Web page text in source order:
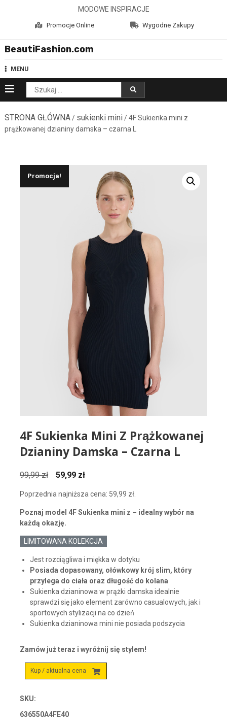
MODOWE INSPIRACJE
Promocje Online Wygodne Zakupy
BeautiFashion.com
MENU
Szukaj:
STRONA GŁÓWNA/ sukienki mini/ 4F Sukienka mini z
prążkowanej dzianiny damska – czarna L
Promocja!
4F Sukienka Mini Z Prążkowanej
Dzianiny Damska – Czarna L
99,99zł
Pierwotna
wynosiła:
99,99 zł.
59,99 złAktualna
wynosi:
59,99 zł.
Poprzednia najniższa cena: 59,99 zł.
Poznaj model 4F Sukienka mini z – idealny wybór na
każdą okazję.
LIMITOWANA KOLEKCJA
Jest rozciągliwa i miękka w dotyku
Posiada dopasowany, ołówkowy krój slim, który
przylega do ciała oraz długość do kolana
Sukienka dzianinowa w prążki damska idealnie
sprawdzi się jako element zarówno casualowych, jak i
sportowych stylizacji na co dzień
Sukienka dzianinowa mini nie posiada podszycia
Zamów już teraz i wyróżnij się stylem!
Kup / aktualna cena
SKU:
636550A4FE40